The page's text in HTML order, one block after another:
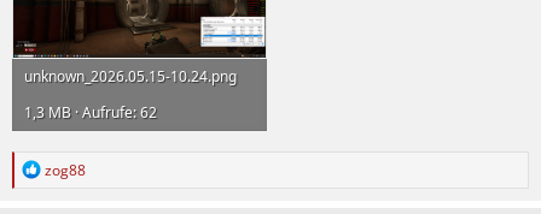
unknown_2026.05.15-10.24.png
1,3 MB · Aufrufe: 62
R
zog88